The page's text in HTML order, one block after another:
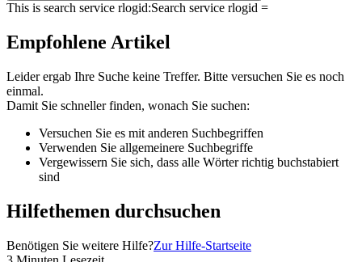
This is search service rlogid:Search service rlogid =
Empfohlene Artikel
Leider ergab Ihre Suche keine Treffer. Bitte versuchen Sie es noch
einmal.
Damit Sie schneller finden, wonach Sie suchen:
Versuchen Sie es mit anderen Suchbegriffen
Verwenden Sie allgemeinere Suchbegriffe
Vergewissern Sie sich, dass alle Wörter richtig buchstabiert
sind
Hilfethemen durchsuchen
Benötigen Sie weitere Hilfe?Zur Hilfe-Startseite